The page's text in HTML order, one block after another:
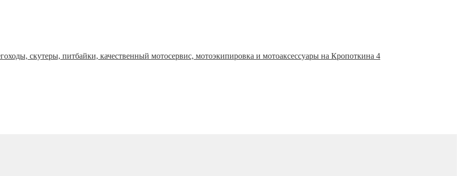
скутеры, питбайки, качественный мотосервис, мотоэкипировка и мотоаксессуары на Кропоткина 4